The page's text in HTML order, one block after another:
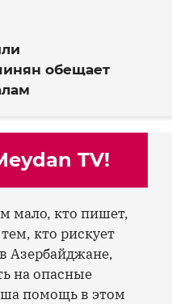
обещает
TV!
мало, кто пишет,
кто рискует
Азербайджане,
на опасные
помощь в этом